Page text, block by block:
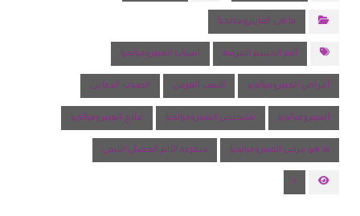
ما هي الفايبروميالجيا
آلام الجسم المزمنة أسباب الفيبروميالجيا
أعراض الفيبروميالجيا التعب المزمن الضباب الدماغي
الفيبروميالجيا تشخيص الفيبروميالجيا علاج الفيبروميالجيا
ما هو مرض الفيبروميالجيا متلازمة الألم العضلي الليفي
١